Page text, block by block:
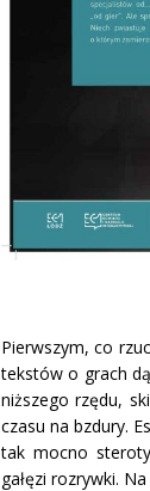
Pierwszym, co
tekstów o grach
niższego rzędu,
czasu na bzdury.
tak mocno
gałęzi rozrywki.